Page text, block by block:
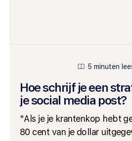
5 minuten
Hoe schrijf je een
je social media post?
"Als je je krantenkop hebt
80 cent van je dollar